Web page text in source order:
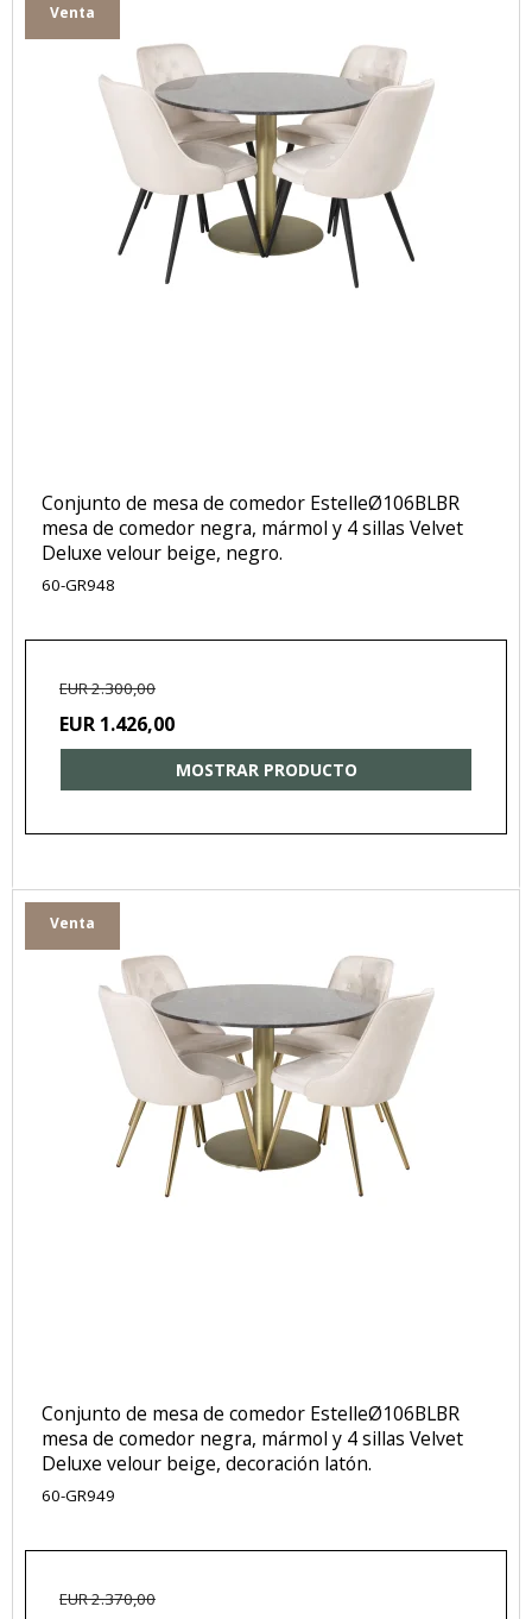
Venta
Conjunto de mesa de comedor EstelleØ106BLBR
mesa de comedor negra, mármol y 4 sillas Velvet
Deluxe velour beige, negro.
60-GR948
EUR 2.300,00
EUR 1.426,00
MOSTRAR PRODUCTO
Venta
Conjunto de mesa de comedor EstelleØ106BLBR
mesa de comedor negra, mármol y 4 sillas Velvet
Deluxe velour beige, decoración latón.
60-GR949
EUR 2.370,00